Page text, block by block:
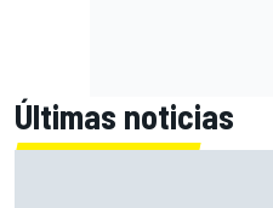
Últimas noticias